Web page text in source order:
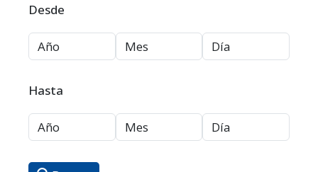
Desde
Hasta